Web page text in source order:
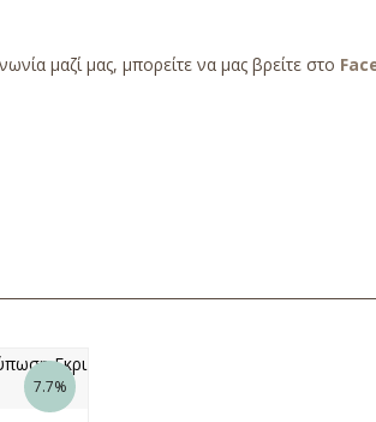
μαζί μας, μπορείτε να μας βρείτε στο
7.7%